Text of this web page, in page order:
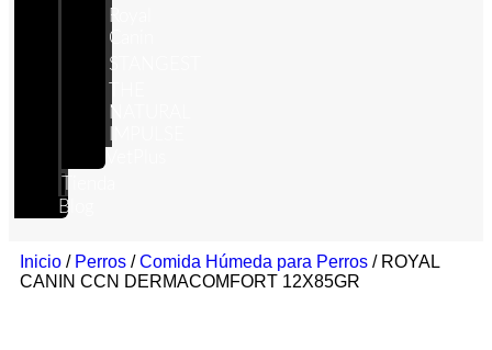
Royal
Canin
STANGEST
NATURAL
Blog
Inicio / Perros /Comida Húmeda para Perros / ROYAL
CANIN CCN DERMACOMFORT 12X85GR